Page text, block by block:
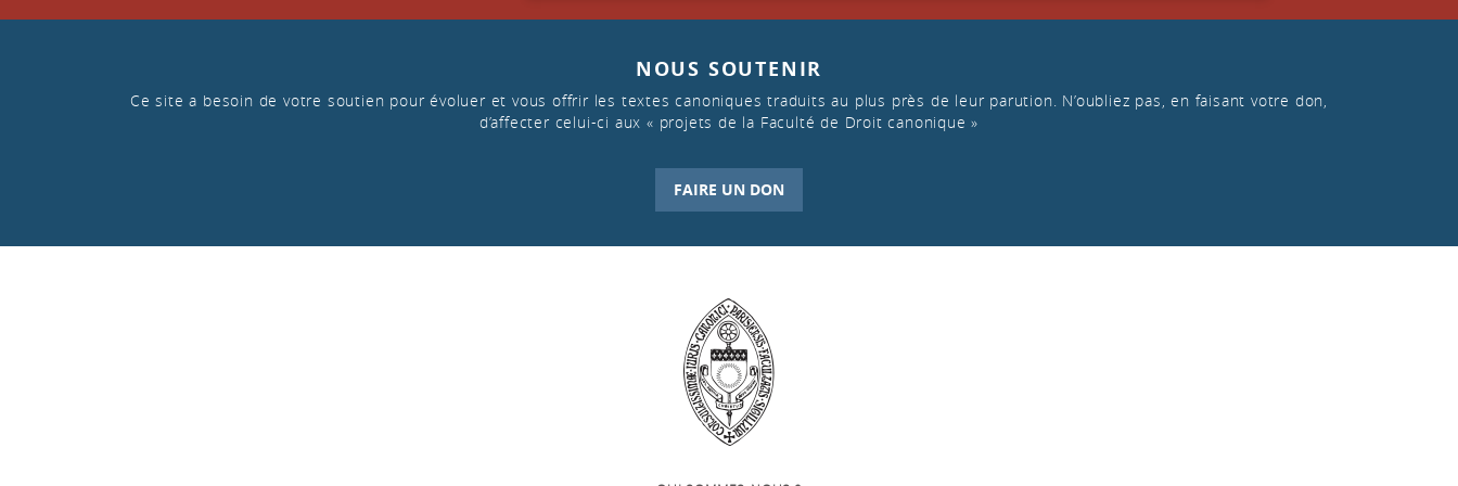
NOUS SOUTENIR
Ce site a besoin de votre soutien pour évoluer et vous offrir les textes canoniques traduits au plus près de leur parution. N’oubliez pas, en faisant votre don,
d’affecter celui-ci aux « projets de la Faculté de Droit canonique »
FAIRE UN DON